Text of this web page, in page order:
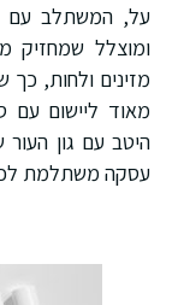
על, המשתלב עם
ומוצלל שמחזיק
מזינים ולחות,
מאוד ליישום
עסקה משתלמת